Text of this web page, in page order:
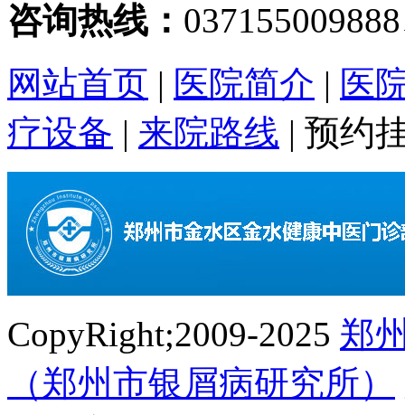
咨询热线：
网站首页 | 医院简介 | 医
疗设备 | 来院路线 | 预约
CopyRight;2009-2025 郑
（郑州市银屑病研究所）